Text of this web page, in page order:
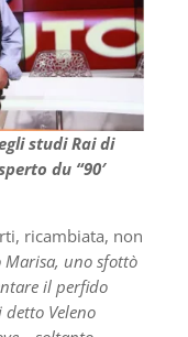
studi Rai di
du “90′
ricambiata, non
Marisa, uno sfottò
il perfido
Veleno